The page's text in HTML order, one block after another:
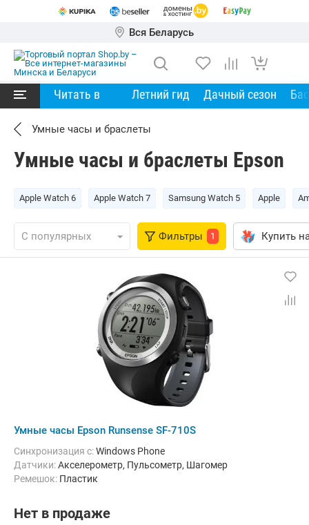
Вся Беларусь
Читать в Летний гид Дачный сезон
Умные часы и браслеты
Умные часы и браслеты Epson
Apple Watch 6 Apple Watch 7 Samsung Watch 5 Apple
Фильтры 1 Купить
Умные часы Epson Runsense SF-710S
Синхронизация с:Windows Phone
Датчики:Акселерометр, Пульсометр, Шагомер
ремешок: Пластик
Нет в продаже